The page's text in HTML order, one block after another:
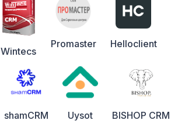
Wintecs
Promaster Helloclient
shamCRM Uysot BISHOP CRM